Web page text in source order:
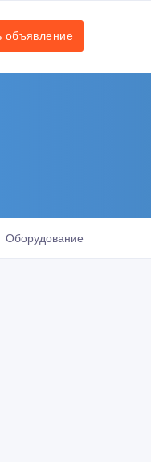
объявление
Оборудование